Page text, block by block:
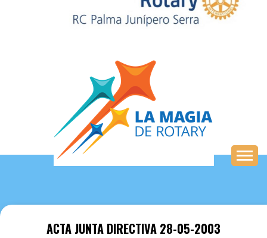
ACTA JUNTA DIRECTIVA 28-05-2003